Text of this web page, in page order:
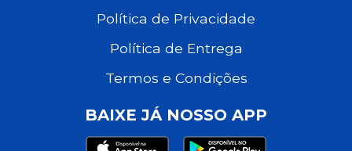
Política de Privacidade
Política de Entrega
Termos e Condições
BAIXE JÁ NOSSO APP